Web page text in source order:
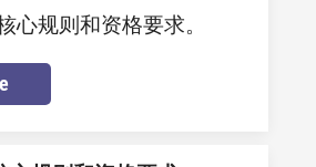
心规则和资格要求。